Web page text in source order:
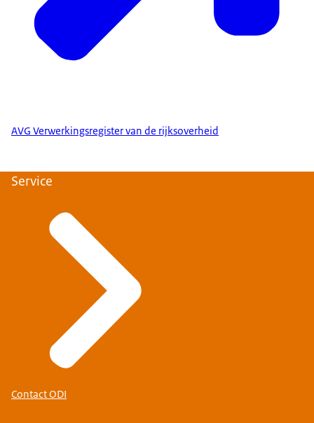
AVG Verwerkingsregister van de rijksoverheid
Service
Contact ODI